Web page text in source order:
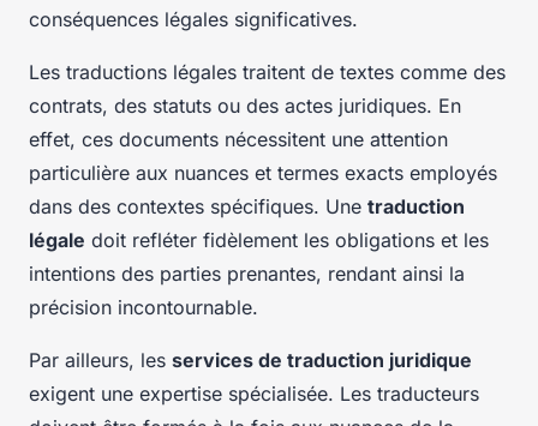
conséquences légales significatives.
Les traductions légales traitent de textes comme des
contrats, des statuts ou des actes juridiques. En
effet, ces documents nécessitent une attention
particulière aux nuances et termes exacts employés
dans des contextes spécifiques. Une traduction
légale doit refléter fidèlement les obligations et les
intentions des parties prenantes, rendant ainsi la
précision incontournable.
Par ailleurs, les services de traduction juridique
exigent une expertise spécialisée. Les traducteurs